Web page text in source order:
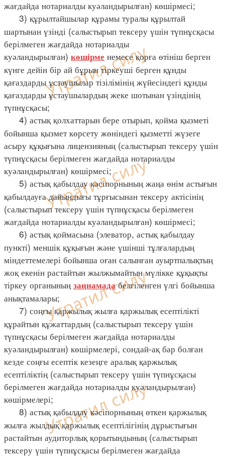
жағдайда нотариалды куәландырылған) көшірмесі;
3) құрылтайшылар құрамы туралы құрылтай
шартынан үзінді (салыстырып тексеру үшін түпнұсқасы
берілмеген жағдайда нотариалды
куәландырылған) көшірме немесе қорға өтініш берген
күнге дейін бір ай бұрын тіркеуші берген құнды
қағаздарды ұстаушылар тізілімінің жүйесіндегі құнды
қағаздарды ұстаушылардың жеке шотынан үзіндінің
түпнұсқасы;
4) астық қолхаттарын бере отырып, қойма қызметі
бойынша қызмет көрсету жөніндегі қызметті жүзеге
асыру құқығына лицензияның (салыстырып тексеру үшін
түпнұсқасы берілмеген жағдайда нотариалды
куәландырылған) көшірмесі;
5) астық қабылдау кәсіпорнының жаңа өнім астығын
қабылдауға дайындығы тұрғысынан тексеру актісінің
(салыстырып тексеру үшін түпнұсқасы берілмеген
жағдайда нотариалды куәландырылған) көшірмесі;
6) астық қоймасына (элеватор, астық қабылдау
пункті) меншік құқығын және үшінші тұлғалардың
міндеттемелері бойынша оған салынған ауыртпалықтың
жоқ екенін растайтын жылжымайтын мүлікке құқықты
тіркеу органының заңнамадабелгіленген үлгі бойынша
анықтамалары;
7) соңғы қаржылық жылға қаржылық есептілікті
құрайтын құжаттардың (салыстырып тексеру үшін
түпнұсқасы берілмеген жағдайда нотариалды
куәландырылған) көшірмелері, сондай-ақ бар болған
кезде соңғы есептік кезеңге аралық қаржылық
есептіліктің (салыстырып тексеру үшін түпнұсқасы
берілмеген жағдайда нотариалды куәландырылған)
көшірмелері;
8) астық қабылдау кәсіпорнының өткен қаржылық
жылға жылдық қаржылық есептілігінің дұрыстығын
растайтын аудиторлық қорытындының (салыстырып
тексеру үшін түпнұсқасы берілмеген жағдайда